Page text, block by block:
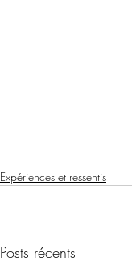
Expériences et ressentis
Posts récents